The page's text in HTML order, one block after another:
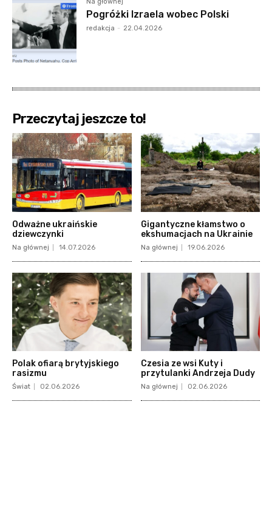
Pogróżki Izraela wobec Polski
redakcja - 22.04.2026
Przeczytaj jeszcze to!
Odważne ukraińskie
dziewczynki
Na głównej 14.07.2026
Gigantyczne kłamstwo o
ekshumacjach na Ukrainie
Na głównej 19.06.2026
Polak ofiarą brytyjskiego
rasizmu
Świat 02.06.2026
Czesia ze wsi Kuty i
przytulanki Andrzeja Dudy
Na głównej 02.06.2026